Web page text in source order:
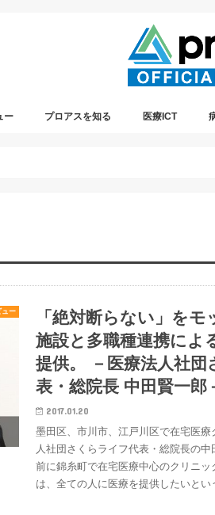
ー プロアスを知る 医療ICT
ュー
「絶対断らない」を
施設と多職種連携によ
提供。 －医療法人社
表・総院長 中田賢一郎
2017.01.20
墨田区、市川市、江戸川区で在宅医
人社団さくらライフ代表・総院長の
前に錦糸町で在宅医療中心のクリニ
は、全ての人に医療を提供したいと